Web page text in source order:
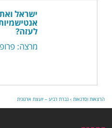
לעזה?
מרצה:
הרצאות וסדנאות › גברת רביע – יועצת ארגונית